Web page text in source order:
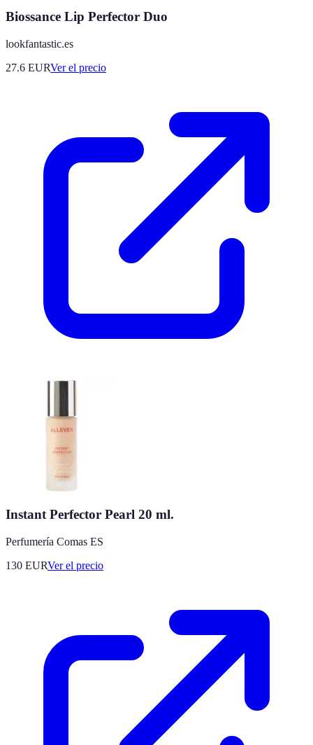
Biossance Lip Perfector Duo
lookfantastic.es
27.6 EURVer el precio
Instant Perfector Pearl 20 ml.
Perfumería Comas ES
130 EURVer el precio